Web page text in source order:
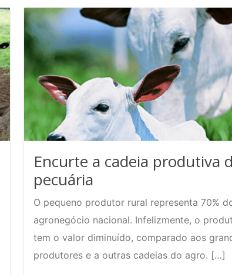
Encurte a cadeia produtiva
pecuária
O pequeno produtor rural representa 70%
agronegócio nacional. Infelizmente, o
tem o valor diminuído, comparado aos
produtores e a outras cadeias do agro. […]